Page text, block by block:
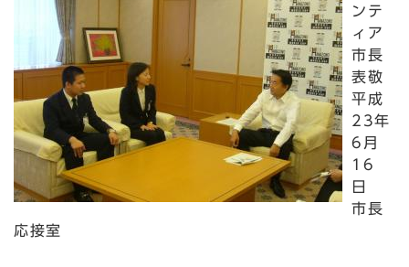
ンテ
ィア
市長
表敬
平成
23年
6月
16
日
市長
応接室